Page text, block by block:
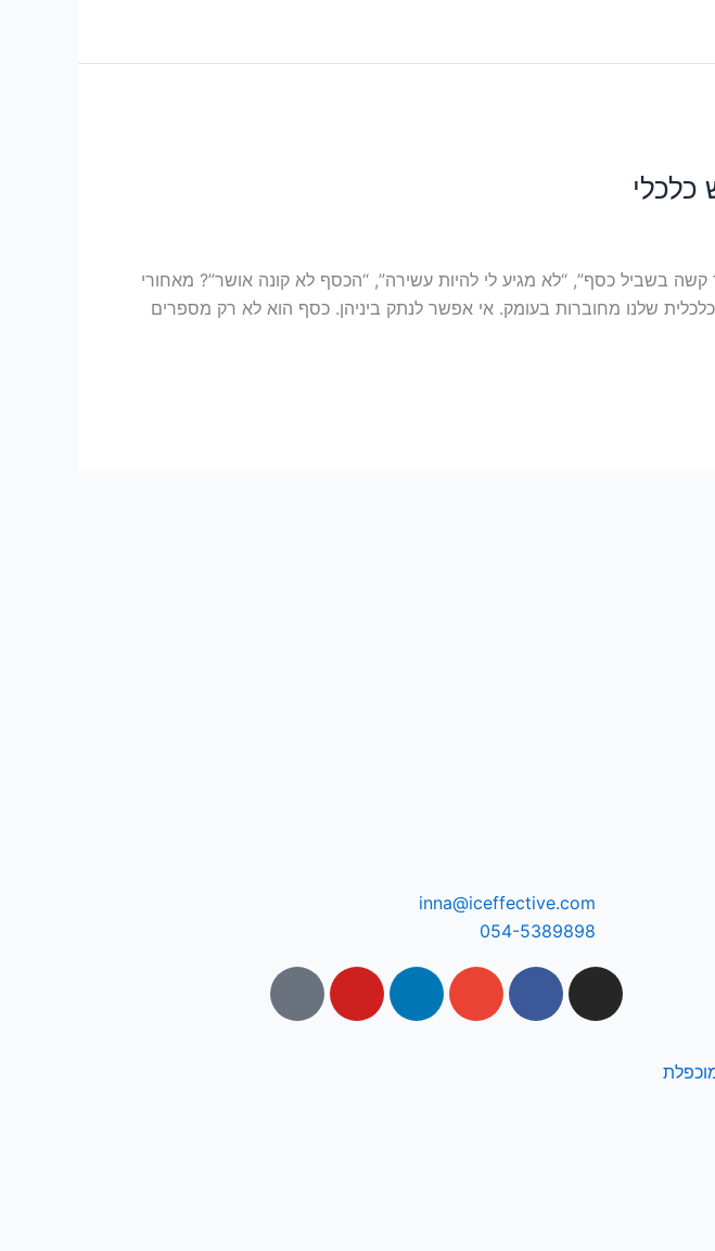
בשביל כסף”, “לא מגיע לי להיות עשירה”, “הכסף לא קונה אושר”? מאחורי
שלנו מחוברות בעומק. אי אפשר לנתק ביניהן. כסף הוא לא רק מספרים
inna@iceffective.com
054-5389898
t
o